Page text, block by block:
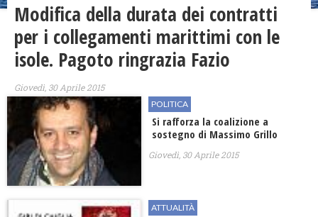
Modifica della durata dei contratti
per i collegamenti marittimi con le
isole. Pagoto ringrazia Fazio
Giovedì, 30 Aprile 2015
POLITICA
Si rafforza la coalizione a
sostegno di Massimo Grillo
Giovedì, 30 Aprile 2015
ATTUALITÀ